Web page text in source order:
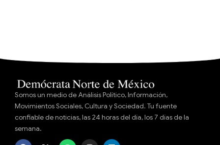
Somos un medio de Análisis Político, Información,
Movimientos Sociales, Cultura y Sociedad. Tu fuente
confiable de noticias, las 24 horas del día, los 7 días de la
semana.